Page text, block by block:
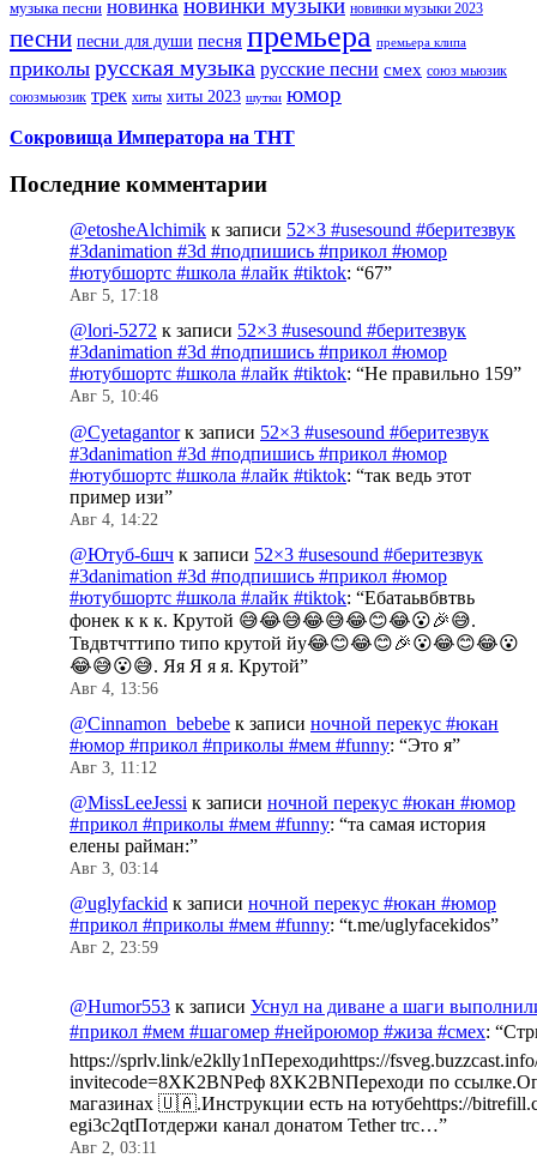
музыка песни новинка новинки музыки новинки музыки 2023
песни песни для души песня премьера премьера клипа
приколы русская музыка русские песни смех союз мьюзик
союзмьюзик трек хиты хиты 2023 шутки юмор
Сокровища Императора на ТНТ
Последние комментарии
@etosheAlchimik к записи 52×3 #usesound #беритезвук
#3danimation #3d #подпишись #прикол #юмор
#ютубшортс #школа #лайк #tiktok: “67”
Авг 5, 17:18
@lori-5272 к записи 52×3 #usesound #беритезвук
#3danimation #3d #подпишись #прикол #юмор
#ютубшортс #школа #лайк #tiktok: “Не правильно 159”
Авг 5, 10:46
@Cyetagantorк записи 52×3 #usesound #беритезвук
#3danimation #3d #подпишись #прикол #юмор
#ютубшортс #школа #лайк #tiktok: “так ведь этот
пример изи”
Авг 4, 14:22
@Ютуб-6шч к записи 52×3 #usesound #беритезвук
#3danimation #3d #подпишись #прикол #юмор
#ютубшортс #школа #лайк #tiktok: “Ебатаьвбвтвь
фонек к к к. Крутой 😅😂😅😂😅😂😊😂😮🎉😅.
Твдвтчттипо типо крутой йу😂😊😂😊🎉😮😂😊😂😮
😂😅😮😅. Яя Я я я. Крутой”
Авг 4, 13:56
@Cinnamon_bebebe к записи ночной перекус #юкан
#юмор #прикол #приколы #мем #funny: “Это я”
Авг 3, 11:12
@MissLeeJessi к записи ночной перекус #юкан #юмор
#прикол #приколы #мем #funny: “та самая история
елены райман:”
Авг 3, 03:14
@uglyfackid к записи ночной перекус #юкан #юмор
#прикол #приколы #мем #funny: “t.me/uglyfacekidos”
Авг 2, 23:59
@Humor553 к записи Уснул на диване а шаги
#прикол #мем #шагомер #нейроюмор #жиза #смех: “
https://sprlv.link/e2klly1nПереходиhttps://
invitecode=8XK2BNРеф 8XK2BNПереходи по
магазинах 🇺🇦.Инструкции есть на ютубеhttps://
egi3c2qtПотдержи канал донатом Tether trc…”
Авг 2, 03:11